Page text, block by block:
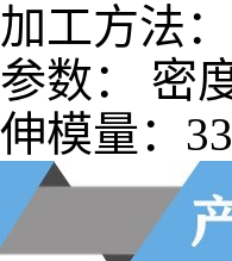
加工方法
参数： 密
伸模量：